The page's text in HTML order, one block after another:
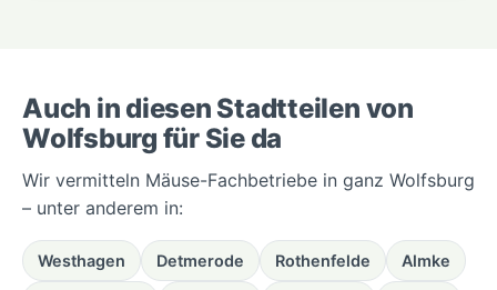
Auch in diesen Stadtteilen von
Wolfsburg für Sie da
Wir vermitteln Mäuse-Fachbetriebe in ganz Wolfsburg
– unter anderem in:
Westhagen Detmerode Rothenfelde Almke